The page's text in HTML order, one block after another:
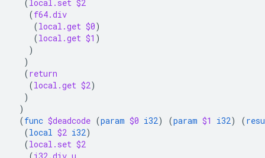
(local.set $2
(f64.div
(local.get $0)
(local.get $1 )
)
)
(return
(local.get $2)
)
)
(func $deadcode (param $0 i32) (param $1 i32) (
(local $2 i32)
(local.set $2
(i32.div_u